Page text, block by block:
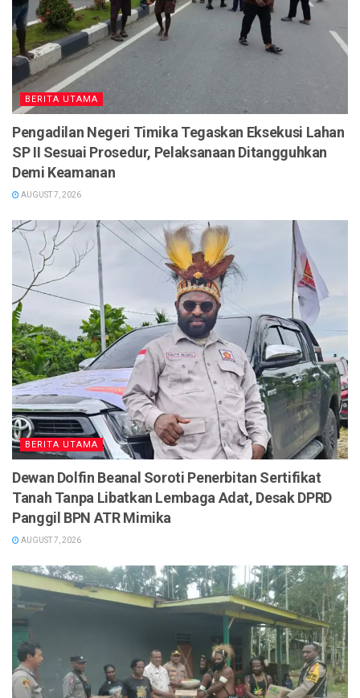
BERITA UTAMA
Pengadilan Negeri Timika Tegaskan Eksekusi Lahan
SP II Sesuai Prosedur, Pelaksanaan Ditangguhkan
Demi Keamanan
AUGUST 7, 2026
BERITA UTAMA
Dewan Dolfin Beanal Soroti Penerbitan Sertifikat
Tanah Tanpa Libatkan Lembaga Adat, Desak DPRD
Panggil BPN ATR Mimika
AUGUST 7, 2026